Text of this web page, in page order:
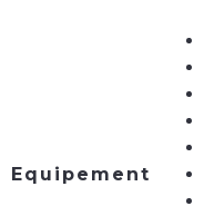
Equipement